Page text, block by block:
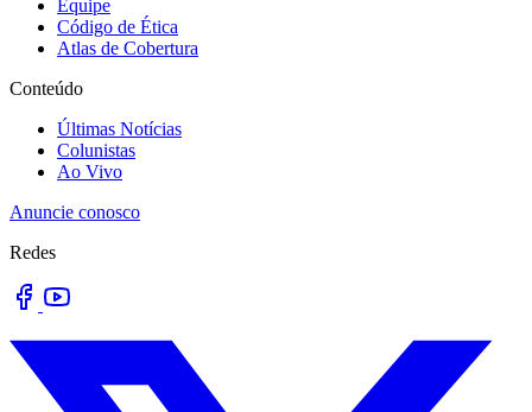
Equipe
Código de Ética
Atlas de Cobertura
Conteúdo
Últimas Notícias
Colunistas
Ao Vivo
Anuncie conosco
Redes